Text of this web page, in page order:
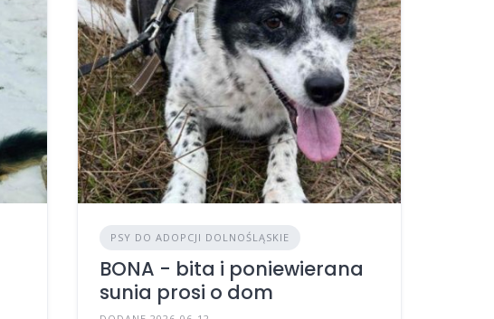
PSY DO ADOPCJI DOLNOŚLĄSKIE
BONA - bita i poniewierana
sunia prosi o dom